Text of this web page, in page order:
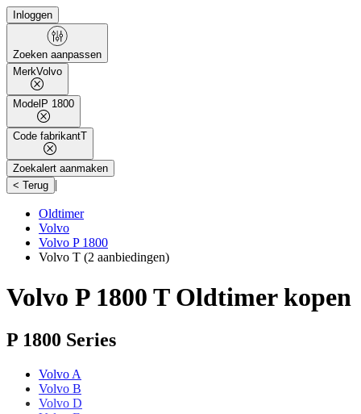
Inloggen
Zoeken aanpassen
MerkVolvo
Model P 1800
Code fabrikantT
Zoekalert aanmaken
< Terug |
Oldtimer
Volvo
Volvo P 1800
Volvo T (2 aanbiedingen)
Volvo P 1800 T Oldtimer kopen
P 1800 Series
Volvo A
Volvo B
Volvo D